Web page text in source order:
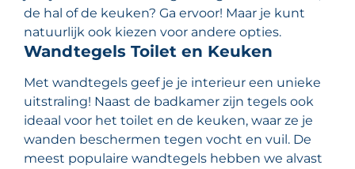
de hal of de keuken? Ga ervoor! Maar je kunt
natuurlijk ook kiezen voor andere opties.
Wandtegels Toilet en Keuken
Met wandtegels geef je je interieur een unieke
uitstraling! Naast de badkamer zijn tegels ook
ideaal voor het toilet en de keuken, waar ze je
wanden beschermen tegen vocht en vuil. De
meest populaire wandtegels hebben we alvast